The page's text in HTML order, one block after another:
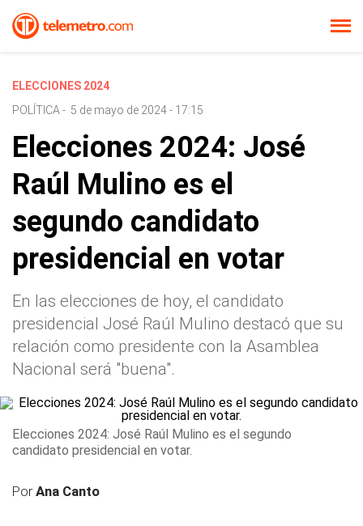
ELECCIONES 2024
POLÍTICA - 5 de mayo de 2024 - 17:15
Elecciones 2024: José
Raúl Mulino es el
segundo candidato
presidencial en votar
En las elecciones de hoy, el candidato
presidencial José Raúl Mulino destacó que su
relación como presidente con la Asamblea
Nacional será "buena".
Elecciones 2024: José Raúl Mulino es el segundo
candidato presidencial en votar.
PorAna Canto